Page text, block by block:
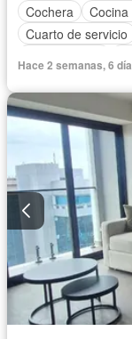
Cochera
Cuarto de servicio
Hace 2 semanas, 6